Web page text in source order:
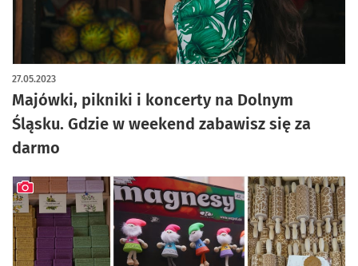
Majówki, pikniki i koncerty na Dolnym
Śląsku. Gdzie w weekend zabawisz się za
darmo
27.05.2023
artykuł z galerią zdjęć